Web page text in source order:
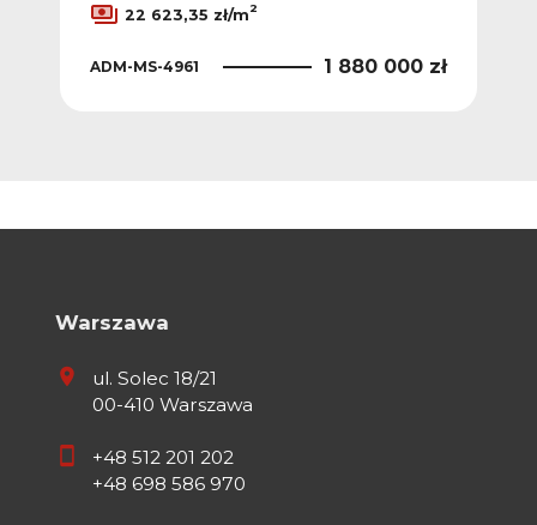
22 623,35 zł/m2
ADM-MS-4961 1 880 000 zł
Warszawa
ul. Solec 18/21
00-410 Warszawa
+48 512 201 202
+48 698 586 970